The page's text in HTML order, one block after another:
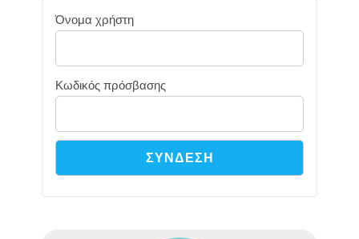
Όνομα χρήστη
Κωδικός πρόσβασης